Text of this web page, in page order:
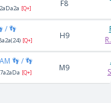
[Q+] F8
/ 👣
[Q+] H9
👣 / 👣
[Q+] M9